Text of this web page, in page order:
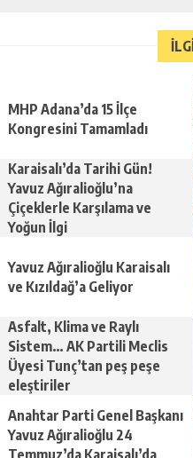
MHP Adana’da 15 İlçe
Kongresini Tamamladı
Karaisalı’da Tarihi Gün!
Yavuz Ağıralioğlu’na
Çiçeklerle Karşılama ve
Yoğun İlgi
Yavuz Ağıralioğlu Karaisalı
ve Kızıldağ’a Geliyor
Asfalt, Klima ve Raylı
Sistem… AK Partili Meclis
Üyesi Tunç’tan peş peşe
eleştiriler
Anahtar Parti Genel Başkanı
Yavuz Ağıralioğlu 24
Temmuz’da Karaisalı’da